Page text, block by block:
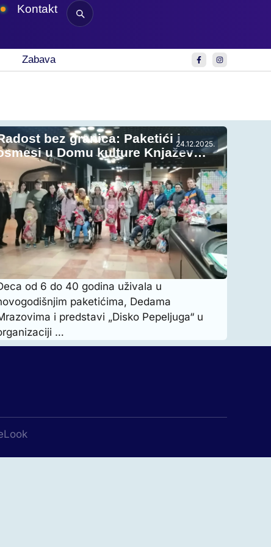
Kontakt
Zabava
24.12.2025.
bez granica: Paketići i
u Domu kulture Knjažev…
od 6 do 40 godina uživala u
paketićima, Dedama
i predstavi „Disko Pepeljuga“ u
…